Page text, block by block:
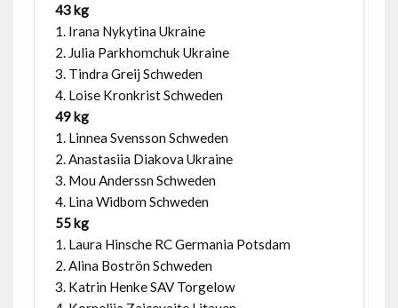
43 kg
1. Irana Nykytina Ukraine
2. Julia Parkhomchuk Ukraine
3. Tindra Greij Schweden
4. Loise Kronkrist Schweden
49 kg
1. Linnea Svensson Schweden
2. Anastasiia Diakova Ukraine
3. Mou Anderssn Schweden
4. Lina Widbom Schweden
55 kg
1. Laura Hinsche RC Germania Potsdam
2. Alina Boströn Schweden
3. Katrin Henke SAV Torgelow